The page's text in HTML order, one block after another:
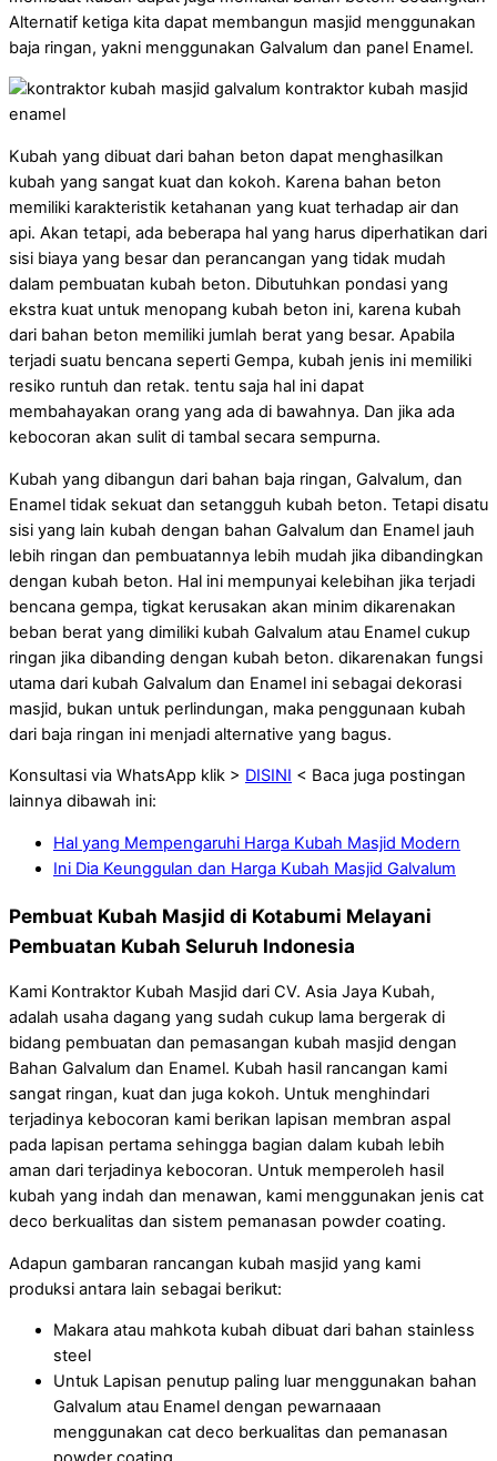
Alternatif ketiga kita dapat membangun masjid menggunakan
baja ringan, yakni menggunakan Galvalum dan panel Enamel.
Kubah yang dibuat dari bahan beton dapat menghasilkan
kubah yang sangat kuat dan kokoh. Karena bahan beton
memiliki karakteristik ketahanan yang kuat terhadap air dan
api. Akan tetapi, ada beberapa hal yang harus diperhatikan dari
sisi biaya yang besar dan perancangan yang tidak mudah
dalam pembuatan kubah beton. Dibutuhkan pondasi yang
ekstra kuat untuk menopang kubah beton ini, karena kubah
dari bahan beton memiliki jumlah berat yang besar. Apabila
terjadi suatu bencana seperti Gempa, kubah jenis ini memiliki
resiko runtuh dan retak. tentu saja hal ini dapat
membahayakan orang yang ada di bawahnya. Dan jika ada
kebocoran akan sulit di tambal secara sempurna.
Kubah yang dibangun dari bahan baja ringan, Galvalum, dan
Enamel tidak sekuat dan setangguh kubah beton. Tetapi disatu
sisi yang lain kubah dengan bahan Galvalum dan Enamel jauh
lebih ringan dan pembuatannya lebih mudah jika dibandingkan
dengan kubah beton. Hal ini mempunyai kelebihan jika terjadi
bencana gempa, tigkat kerusakan akan minim dikarenakan
beban berat yang dimiliki kubah Galvalum atau Enamel cukup
ringan jika dibanding dengan kubah beton. dikarenakan fungsi
utama dari kubah Galvalum dan Enamel ini sebagai dekorasi
masjid, bukan untuk perlindungan, maka penggunaan kubah
dari baja ringan ini menjadi alternative yang bagus.
Konsultasi via WhatsApp klik > DISINI < Baca juga postingan
lainnya dibawah ini:
Hal yang Mempengaruhi Harga Kubah Masjid Modern
Ini Dia Keunggulan dan Harga Kubah Masjid Galvalum
Pembuat Kubah Masjid di Kotabumi Melayani
Pembuatan Kubah Seluruh Indonesia
Kami Kontraktor Kubah Masjid dari CV. Asia Jaya Kubah,
adalah usaha dagang yang sudah cukup lama bergerak di
bidang pembuatan dan pemasangan kubah masjid dengan
Bahan Galvalum dan Enamel. Kubah hasil rancangan kami
sangat ringan, kuat dan juga kokoh. Untuk menghindari
terjadinya kebocoran kami berikan lapisan membran aspal
pada lapisan pertama sehingga bagian dalam kubah lebih
aman dari terjadinya kebocoran. Untuk memperoleh hasil
kubah yang indah dan menawan, kami menggunakan jenis cat
deco berkualitas dan sistem pemanasan powder coating.
Adapun gambaran rancangan kubah masjid yang kami
produksi antara lain sebagai berikut:
Makara atau mahkota kubah dibuat dari bahan stainless
steel
Untuk Lapisan penutup paling luar menggunakan bahan
Galvalum atau Enamel dengan pewarnaaan
menggunakan cat deco berkualitas dan pemanasan